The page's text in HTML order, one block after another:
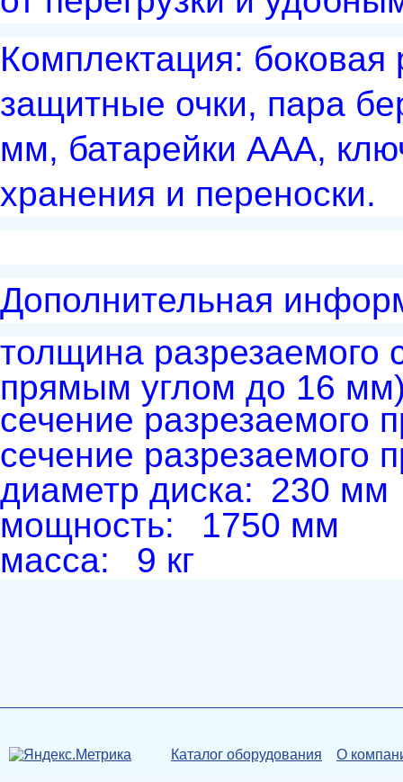
Комплектация:
защитные очки, пара
мм, батарейки ААА,
хранения и переноски.
Дополнительная
толщина разрезаемого
прямым углом до 16
сечение
сечение
диаметр диска: 230 мм
мощность:
1750 мм
масса:
9 кг
Каталог оборудования О